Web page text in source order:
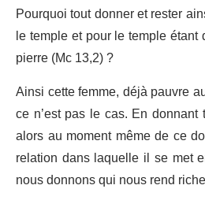
Pourquoi tout donner et rester
le temple et pour le temple
pierre (Mc 13,2) ?
Ainsi cette femme, déjà pauvre
ce n’est pas le cas. En
alors au moment même de ce
relation dans laquelle il se met
nous donnons qui nous rend